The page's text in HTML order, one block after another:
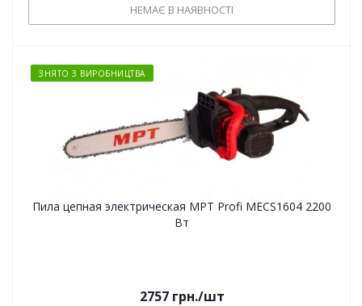
НЕМАЄ В НАЯВНОСТІ
ЗНЯТО З ВИРОБНИЦТВА
Пила цепная электрическая MPT Profi MECS1604 2200
Вт
2757грн./шт